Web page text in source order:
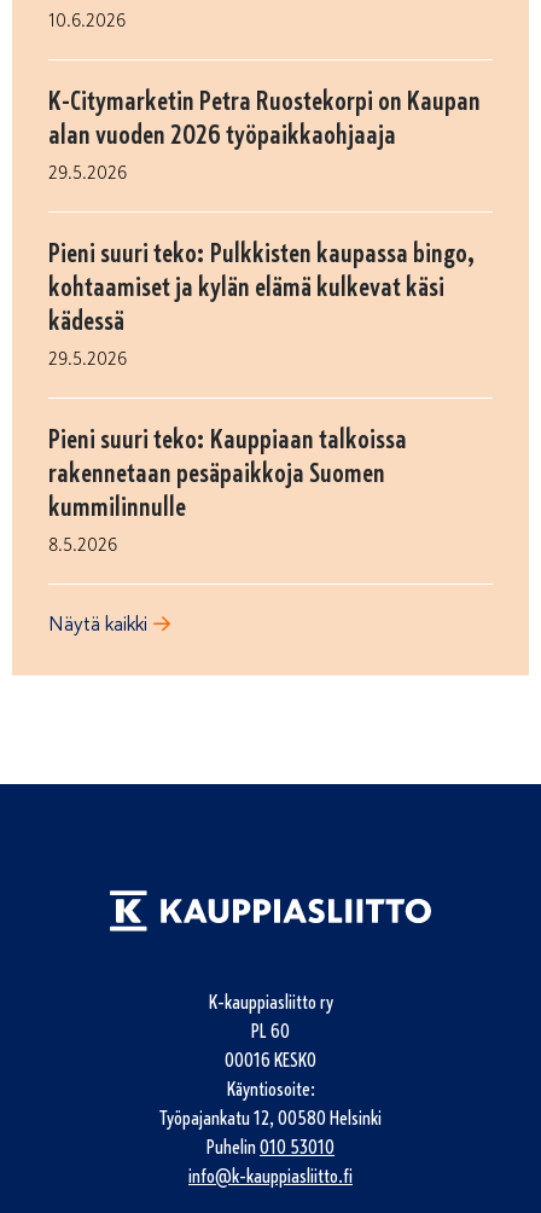
10.6.2026
K-Citymarketin Petra Ruostekorpi on Kaupan
alan vuoden 2026 työpaikkaohjaaja
29.5.2026
Pieni suuri teko: Pulkkisten kaupassa bingo,
kohtaamiset ja kylän elämä kulkevat käsi
kädessä
29.5.2026
Pieni suuri teko: Kauppiaan talkoissa
rakennetaan pesäpaikkoja Suomen
kummilinnulle
8.5.2026
Näytä kaikki
K-kauppiasliitto ry
PL 60
00016 KESKO
Käyntiosoite:
Työpajankatu 12, 00580 Helsinki
Puhelin010 53010
info@k-kauppiasliitto.fi